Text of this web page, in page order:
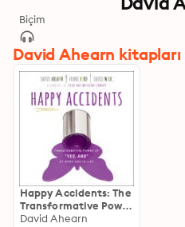
Biçim
David Ahearn kitapları
Happy Accidents: The
Transformative Power
of YES: The
David Ahearn